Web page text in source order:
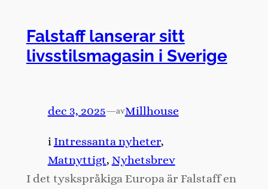
Falstaff lanserar sitt
livsstilsmagasin i Sverige
dec 3, 2025—avMillhouse
i Intressanta nyheter
Matnyttigt, Nyhetsbrev
I det tyskspråkiga Europa är Falstaff en